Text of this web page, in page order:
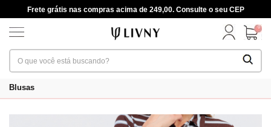
Frete grátis nas compras acima de 249,00. Consulte o seu CEP
0
Blusas